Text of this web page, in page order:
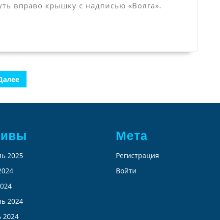
вправо крышку с надписью «Волга».
2025
2024
2024
Мета
Регистрация
Войти